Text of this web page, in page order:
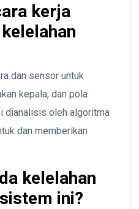
kerja
dan sensor untuk
kepala, dan pola
dianalisis oleh algoritma
dan memberikan
kelelahan
ini?